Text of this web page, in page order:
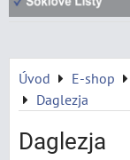
Úvod E-shop
Daglezja
Daglezja